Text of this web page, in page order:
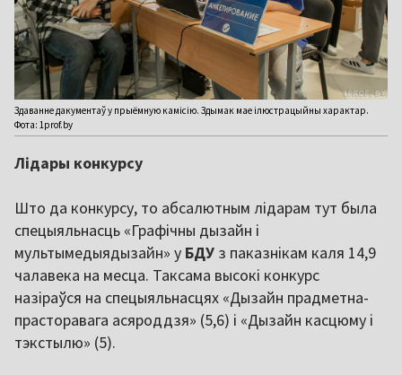
Здаванне дакументаў у прыёмную камісію. Здымак мае ілюстрацыйны характар.
Фота: 1prof.by
Лідары конкурсу
Што да конкурсу, то абсалютным лідарам тут была
спецыяльнасць «Графічны дызайн і
мультымедыядызайн» у БДУ з паказнікам каля 14,9
чалавека на месца. Таксама высокі конкурс
назіраўся на спецыяльнасцях «Дызайн прадметна-
прасторавага асяроддзя» (5,6) і «Дызайн касцюму і
тэкстылю» (5).